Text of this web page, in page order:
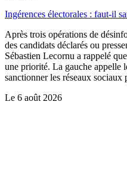
Ingérences électorales : faut-il
Après trois opérations de
des candidats déclarés ou
Sébastien Lecornu a rappelé
une priorité. La gauche appelle
sanctionner les réseaux
Le 6 août 2026